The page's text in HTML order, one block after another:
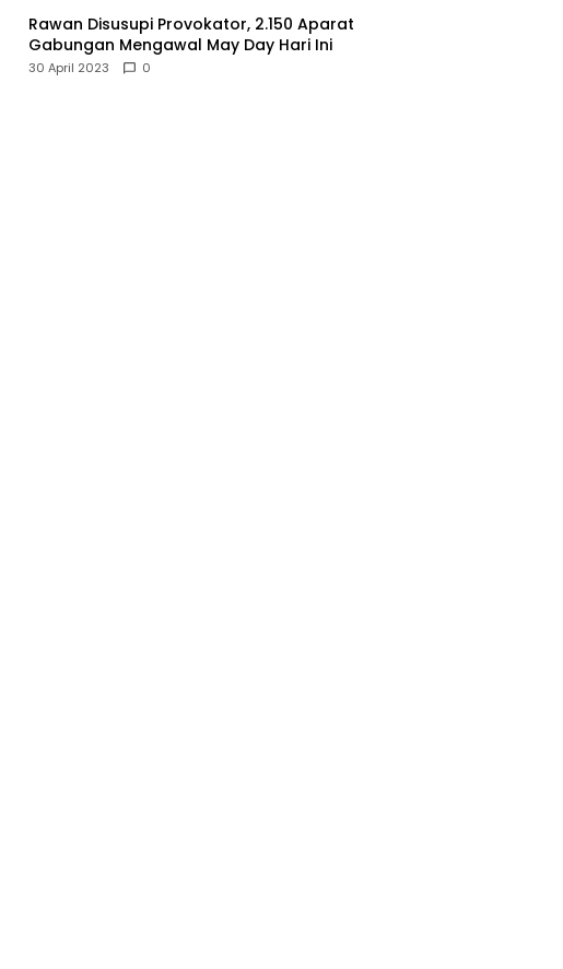
Rawan Disusupi Provokator, 2.150 Aparat
Gabungan Mengawal May Day Hari Ini
30 April 2023 0